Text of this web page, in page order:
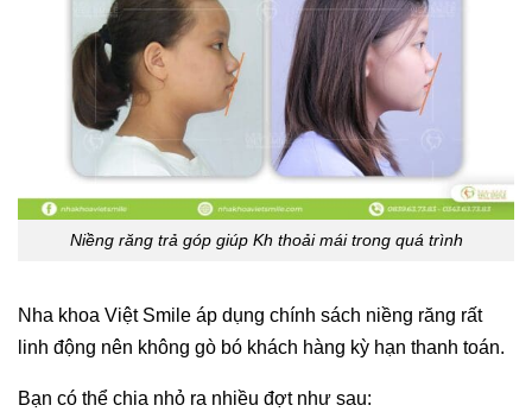
Niềng răng trả góp giúp Kh thoải mái trong quá trình
Nha khoa Việt Smile áp dụng chính sách niềng răng rất
linh động nên không gò bó khách hàng kỳ hạn thanh toán.
Bạn có thể chia nhỏ ra nhiều đợt như sau: